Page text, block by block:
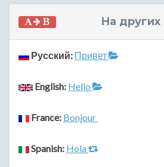
На других
Русский: Привет
English: Hello
France: Bonjour
Spanish: Hola